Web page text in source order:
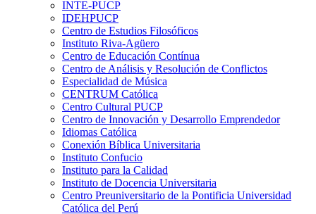
INTE-PUCP
IDEHPUCP
Centro de Estudios Filosóficos
Instituto Riva-Agüero
Centro de Educación Contínua
Centro de Análisis y Resolución de Conflictos
Especialidad de Música
CENTRUM Católica
Centro Cultural PUCP
Centro de Innovación y Desarrollo Emprendedor
Idiomas Católica
Conexión Bíblica Universitaria
Instituto Confucio
Instituto para la Calidad
Instituto de Docencia Universitaria
Centro Preuniversitario de la Pontificia Universidad
Católica del Perú